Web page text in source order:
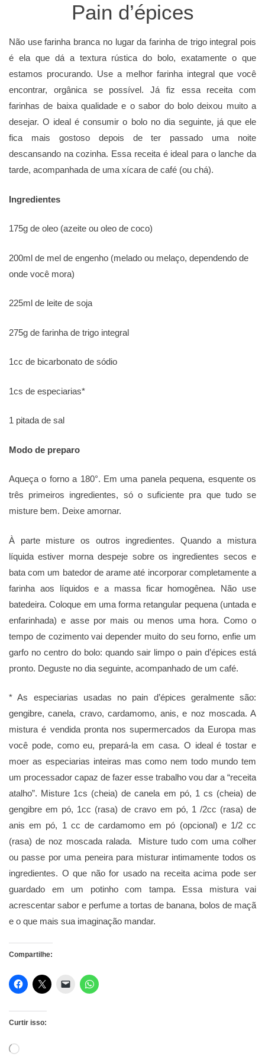
Pain d’épices
Não use farinha branca no lugar da farinha de trigo integral pois
é ela que dá a textura rústica do bolo, exatamente o que
estamos procurando. Use a melhor farinha integral que você
encontrar, orgânica se possível. Já fiz essa receita com
farinhas de baixa qualidade e o sabor do bolo deixou muito a
desejar. O ideal é consumir o bolo no dia seguinte, já que ele
fica mais gostoso depois de ter passado uma noite
descansando na cozinha. Essa receita é ideal para o lanche da
tarde, acompanhada de uma xícara de café (ou chá).
Ingredientes
175g de oleo (azeite ou oleo de coco)
200ml de mel de engenho (melado ou melaço, dependendo de
onde você mora)
225ml de leite de soja
275g de farinha de trigo integral
1cc de bicarbonato de sódio
1cs de especiarias*
1 pitada de sal
Modo de preparo
Aqueça o forno a 180°. Em uma panela pequena, esquente os
três primeiros ingredientes, só o suficiente pra que tudo se
misture bem. Deixe amornar.
À parte misture os outros ingredientes. Quando a mistura
líquida estiver morna despeje sobre os ingredientes secos e
bata com um batedor de arame até incorporar completamente a
farinha aos líquidos e a massa ficar homogênea. Não use
batedeira. Coloque em uma forma retangular pequena (untada e
enfarinhada) e asse por mais ou menos uma hora. Como o
tempo de cozimento vai depender muito do seu forno, enfie um
garfo no centro do bolo: quando sair limpo o pain d’épices está
pronto. Deguste no dia seguinte, acompanhado de um café.
* As especiarias usadas no pain d’épices geralmente são:
gengibre, canela, cravo, cardamomo, anis, e noz moscada. A
mistura é vendida pronta nos supermercados da Europa mas
você pode, como eu, prepará-la em casa. O ideal é tostar e
moer as especiarias inteiras mas como nem todo mundo tem
um processador capaz de fazer esse trabalho vou dar a “receita
atalho”. Misture 1cs (cheia) de canela em pó, 1 cs (cheia) de
gengibre em pó, 1cc (rasa) de cravo em pó, 1 /2cc (rasa) de
anis em pó, 1 cc de cardamomo em pó (opcional) e 1/2 cc
(rasa) de noz moscada ralada. Misture tudo com uma colher
ou passe por uma peneira para misturar intimamente todos os
ingredientes. O que não for usado na receita acima pode ser
guardado em um potinho com tampa. Essa mistura vai
acrescentar sabor e perfume a tortas de banana, bolos de maçã
e o que mais sua imaginação mandar.
Compartilhe:
Curtir isso:
Carregando...